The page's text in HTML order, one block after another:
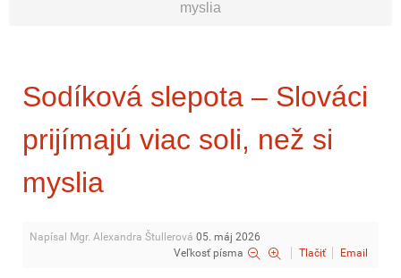
myslia
Sodíková slepota – Slováci
prijímajú viac soli, než si
myslia
Napísal Mgr. Alexandra Štullerová 05. máj 2026
Veľkosť písma
Tlačiť Email